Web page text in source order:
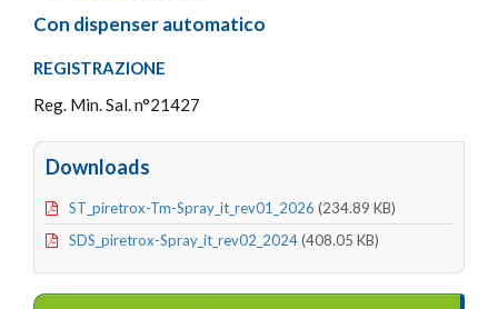
Con dispenser automatico
REGISTRAZIONE
Reg. Min. Sal. n°21427
Downloads
ST_piretrox-Tm-Spray_it_rev01_2026 (234.89 KB)
SDS_piretrox-Spray_it_rev02_2024(408.05 KB)